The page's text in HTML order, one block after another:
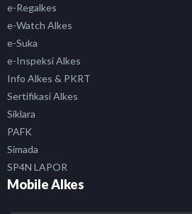
e-Regalkes
e-Watch Alkes
e-Suka
e-Inspeksi Alkes
Info Alkes & PKRT
Sertifikasi Alkes
Siklara
PAFK
Simada
SP4N LAPOR
Mobile Alkes